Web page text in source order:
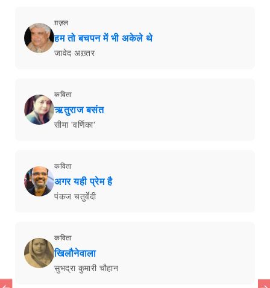
ग़ज़ल
हम तो बचपन में भी अकेले थे
जावेद अख़्तर
कविता
ऋतुराज बसंत
सीमा 'वर्णिका'
कविता
अगर यही प्रेम है
पंकज चतुर्वेदी
कविता
खिलौनेवाला
सुभद्रा कुमारी चौहान